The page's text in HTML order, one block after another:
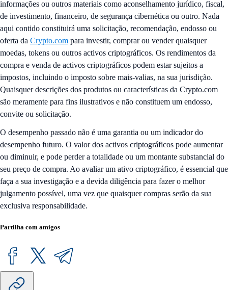
informações ou outros materiais como aconselhamento jurídico, fiscal,
de investimento, financeiro, de segurança cibernética ou outro. Nada
aqui contido constituirá uma solicitação, recomendação, endosso ou
oferta da Crypto.com para investir, comprar ou vender quaisquer
moedas, tokens ou outros activos criptográficos. Os rendimentos da
compra e venda de activos criptográficos podem estar sujeitos a
impostos, incluindo o imposto sobre mais-valias, na sua jurisdição.
Quaisquer descrições dos produtos ou características da Crypto.com
são meramente para fins ilustrativos e não constituem um endosso,
convite ou solicitação.
O desempenho passado não é uma garantia ou um indicador do
desempenho futuro. O valor dos activos criptográficos pode aumentar
ou diminuir, e pode perder a totalidade ou um montante substancial do
seu preço de compra. Ao avaliar um ativo criptográfico, é essencial que
faça a sua investigação e a devida diligência para fazer o melhor
julgamento possível, uma vez que quaisquer compras serão da sua
exclusiva responsabilidade.
Partilha com amigos